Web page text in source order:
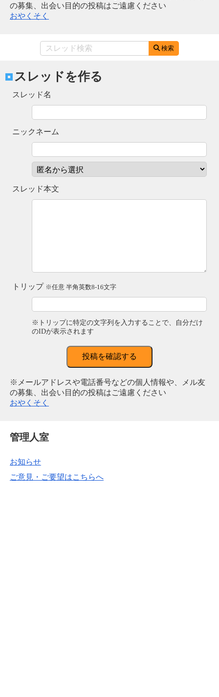
の募集、出会い目的の投稿はご遠慮ください
おやくそく
検索
スレッドを作る
スレッド名
ニックネーム
スレッド本文
トリップ ※任意 半角英数8-16文字
※トリップに特定の文字列を入力することで、自分だけ
のIDが表示されます
投稿を確認する
※メールアドレスや電話番号などの個人情報や、メル友
の募集、出会い目的の投稿はご遠慮ください
おやくそく
管理人室
お知らせ
ご意見・ご要望はこちらへ